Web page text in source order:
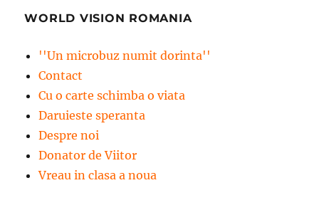
WORLD VISION ROMANIA
''Un microbuz numit dorinta''
Contact
Cu o carte schimba o viata
Daruieste speranta
Despre noi
Donator de Viitor
Vreau in clasa a noua